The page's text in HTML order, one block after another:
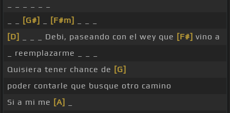
[G#] [F#m]
[D]
_ _ _ Debi, paseando con el wey que [F#] vino a
_ reemplazarme _ _ _
Quisiera tener chance de [G]
poder contarle que busque otro camino
Si a mi me [A]